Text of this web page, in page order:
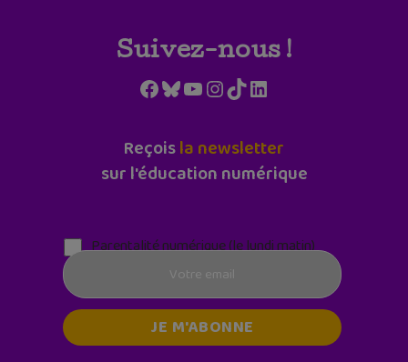
Suivez-nous !
Facebook
Bluesky
YouTube
Instagram
TikTokLinkedIn
Reçoisla newsletter
sur l'éducation numérique
Parentalité numérique (le lundi matin)